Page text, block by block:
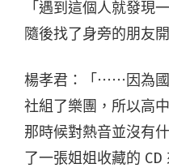
「遇到這個人就發現
隨後找了身旁的朋友
楊孝君：「⋯⋯因為國
社組了樂團，所以高
那時候對熱音並沒有
了一張姐姐收藏的